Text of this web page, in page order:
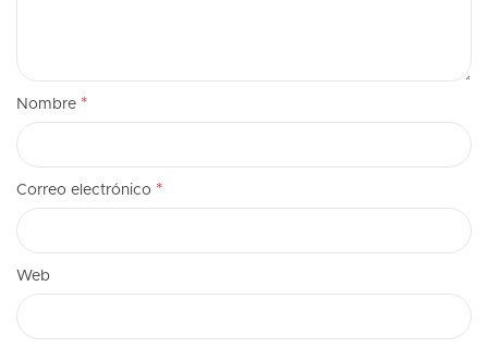
Nombre *
Correo electrónico *
Web